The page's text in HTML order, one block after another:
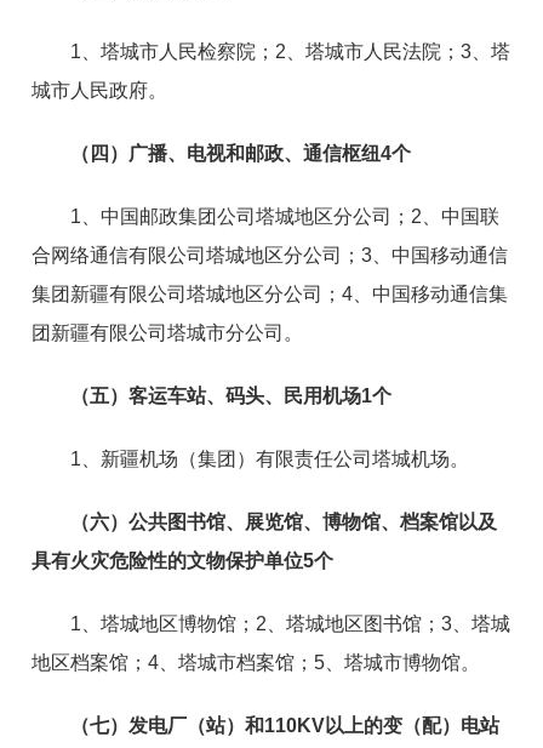
1、塔城市人民检察院；2、塔城市人民法院；3、塔
城市人民政府。
（四）广播、电视和邮政、通信枢纽4个
1、中国邮政集团公司塔城地区分公司；2、中国联
合网络通信有限公司塔城地区分公司；3、中国移动通信
集团新疆有限公司塔城地区分公司；4、中国移动通信集
团新疆有限公司塔城市分公司。
（五）客运车站、码头、民用机场1个
1、新疆机场（集团）有限责任公司塔城机场。
（六）公共图书馆、展览馆、博物馆、档案馆以及
具有火灾危险性的文物保护单位5个
1、塔城地区博物馆；2、塔城地区图书馆；3、塔城
地区档案馆；4、塔城市档案馆；5、塔城市博物馆。
（七）发电厂（站）和110KV以上的变（配）电站